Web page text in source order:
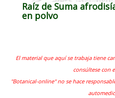
Raíz de Suma
en polvo
El material que aquí se trabaja tiene
consúltese con
"Botanical-online" no se hace